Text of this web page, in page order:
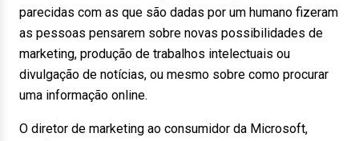
parecidas com as que são dadas por um humano fizeram
as pessoas pensarem sobre novas possibilidades de
marketing, produção de trabalhos intelectuais ou
divulgação de notícias, ou mesmo sobre como procurar
uma informação online.
O diretor de marketing ao consumidor da Microsoft,